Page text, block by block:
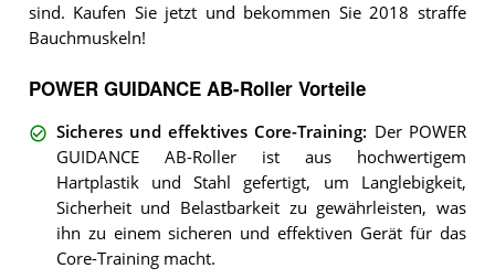
sind. Kaufen Sie jetzt und bekommen Sie 2018 straffe
Bauchmuskeln!
POWER GUIDANCE AB-Roller Vorteile
Sicheres und effektives Core-Training: Der POWER
GUIDANCE AB-Roller ist aus hochwertigem
Hartplastik und Stahl gefertigt, um Langlebigkeit,
Sicherheit und Belastbarkeit zu gewährleisten, was
ihn zu einem sicheren und effektiven Gerät für das
Core-Training macht.